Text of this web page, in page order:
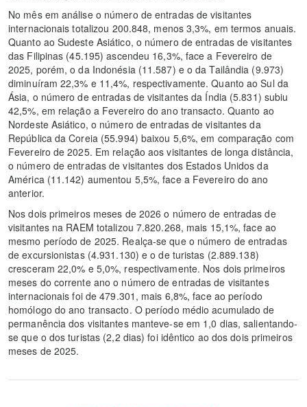
No mês em análise o número de entradas de visitantes
internacionais totalizou 200.848, menos 3,3%, em termos anuais.
Quanto ao Sudeste Asiático, o número de entradas de visitantes
das Filipinas (45.195) ascendeu 16,3%, face a Fevereiro de
2025, porém, o da Indonésia (11.587) e o da Tailândia (9.973)
diminuíram 22,3% e 11,4%, respectivamente. Quanto ao Sul da
Ásia, o número de entradas de visitantes da Índia (5.831) subiu
42,5%, em relação a Fevereiro do ano transacto. Quanto ao
Nordeste Asiático, o número de entradas de visitantes da
República da Coreia (55.994) baixou 5,6%, em comparação com
Fevereiro de 2025. Em relação aos visitantes de longa distância,
o número de entradas de visitantes dos Estados Unidos da
América (11.142) aumentou 5,5%, face a Fevereiro do ano
anterior.
Nos dois primeiros meses de 2026 o número de entradas de
visitantes na RAEM totalizou 7.820.268, mais 15,1%, face ao
mesmo período de 2025. Realça-se que o número de entradas
de excursionistas (4.931.130) e o de turistas (2.889.138)
cresceram 22,0% e 5,0%, respectivamente. Nos dois primeiros
meses do corrente ano o número de entradas de visitantes
internacionais foi de 479.301, mais 6,8%, face ao período
homólogo do ano transacto. O período médio acumulado de
permanência dos visitantes manteve-se em 1,0 dias, salientando-
se que o dos turistas (2,2 dias) foi idêntico ao dos dois primeiros
meses de 2025.